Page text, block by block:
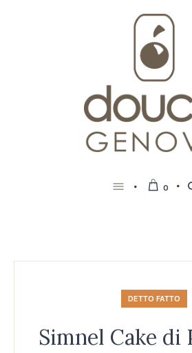
0
DETTO FATTO
Simnel Cake di